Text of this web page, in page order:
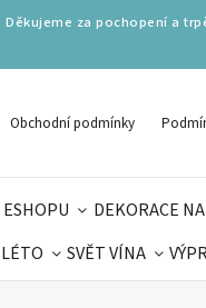
za pochopení a
Obchodní podmínky
DEKORACE
SVĚT VÍNA